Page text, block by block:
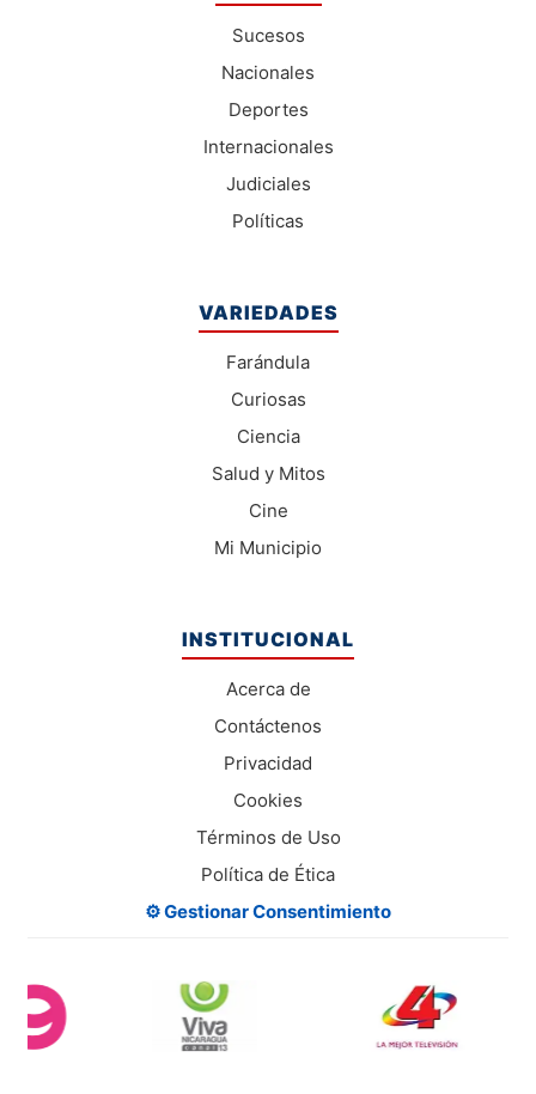
Sucesos
Nacionales
Deportes
Internacionales
Judiciales
Políticas
VARIEDADES
Farándula
Curiosas
Ciencia
Salud y Mitos
Cine
Mi Municipio
INSTITUCIONAL
Acerca de
Contáctenos
Privacidad
Cookies
Términos de Uso
Política de Ética
⚙️ Gestionar Consentimiento